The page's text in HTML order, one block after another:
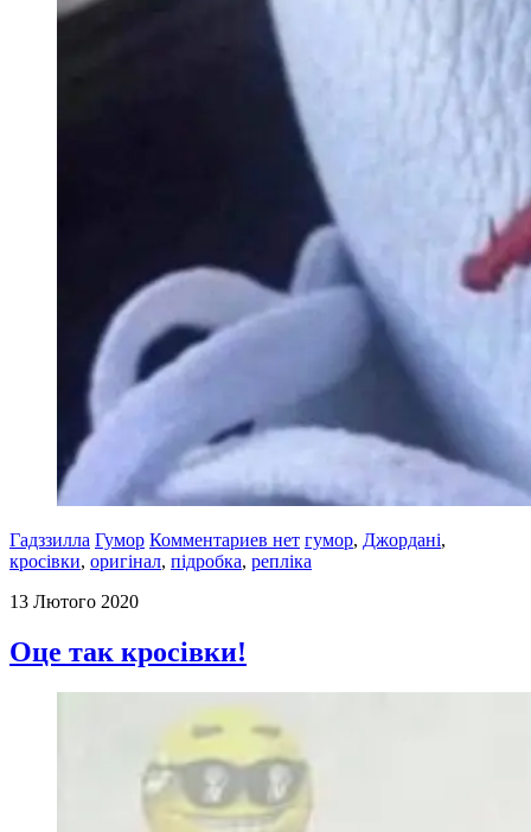
Гадззилла Гумор Комментариев нет гумор, Джордані,
кросівки, оригінал, підробка, репліка
13 Лютого 2020
Оце так кросівки!